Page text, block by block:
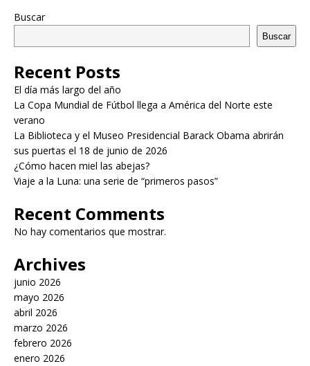
Buscar
Buscar
Recent Posts
El día más largo del año
La Copa Mundial de Fútbol llega a América del Norte este
verano
La Biblioteca y el Museo Presidencial Barack Obama abrirán
sus puertas el 18 de junio de 2026
¿Cómo hacen miel las abejas?
Viaje a la Luna: una serie de “primeros pasos”
Recent Comments
No hay comentarios que mostrar.
Archives
junio 2026
mayo 2026
abril 2026
marzo 2026
febrero 2026
enero 2026